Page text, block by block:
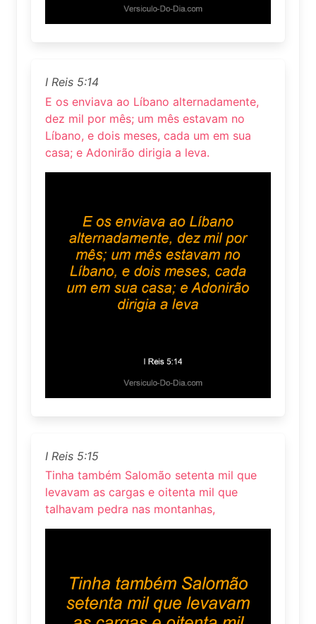
I Reis 5:14
E os enviava ao Líbano alternadamente,
dez mil por mês; um mês estavam no
Líbano, e dois meses, cada um em sua
casa; e Adonirão dirigia a leva.
I Reis 5:15
Tinha também Salomão setenta mil que
levavam as cargas e oitenta mil que
talhavam pedra nas montanhas,